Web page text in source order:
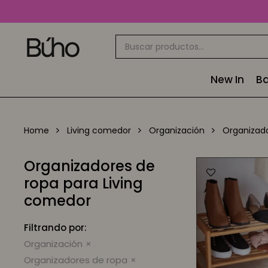
New In
Home Living comedor Organización
Organizadores de
ropa para Living
comedor
Filtrando por:
Organización
Organizadores de ropa